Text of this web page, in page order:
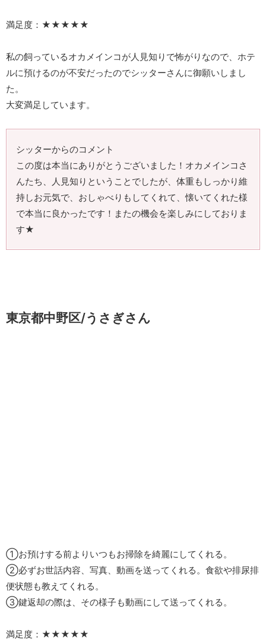
満足度：★★★★★
私の飼っているオカメインコが人見知りで怖がりなので、ホテ
ルに預けるのが不安だったのでシッターさんに御願いしまし
た。
大変満足しています。
シッターからのコメント
この度は本当にありがとうございました！オカメインコさ
んたち、人見知りということでしたが、体重もしっかり維
持しお元気で、おしゃべりもしてくれて、懐いてくれた様
で本当に良かったです！またの機会を楽しみにしておりま
す★
東京都中野区/うさぎさん
①お預けする前よりいつもお掃除を綺麗にしてくれる。
②必ずお世話内容、写真、動画を送ってくれる。食欲や排尿排
便状態も教えてくれる。
③鍵返却の際は、その様子も動画にして送ってくれる。
満足度：★★★★★